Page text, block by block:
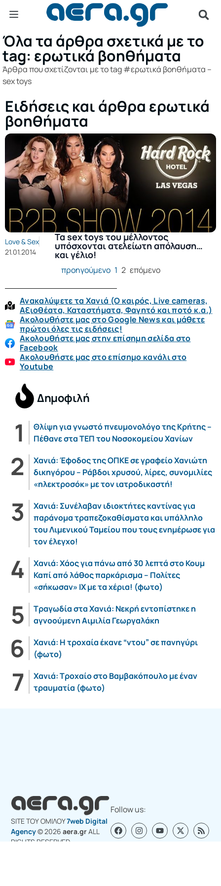
Όλα τα άρθρα σχετικά με το
tag: ερωτικά βοηθήματα
Άρθρα που σχετίζονται με το tag #ερωτικά βοηθήματα –
sex toys
Ειδήσεις και άρθρα ερωτικά
βοηθήματα
Love & Sex
21.01.2014
Τα sex toys του μέλλοντος
υπόσχονται ατελείωτη απόλαυση…
και γέλιο!
προηγούμενο 1 2 επόμενο
Ανακαλύψετε τα Χανιά (O καιρός, Live cameras,
Αξιοθέατα, Καταστήματα, Φαγητό και ποτό κ.α.)
Ακολουθήστε μας στο Google News και μάθετε
πρώτοι όλες τις ειδήσεις!
Ακολουθήστε μας στην επίσημη σελίδα στο
Facebook
Ακολουθήστε μας στο επίσημο κανάλι στο
Youtube
Δημοφιλή
Θλίψη για γνωστό πνευμονολόγο της Κρήτης –
Πέθανε στα ΤΕΠ του Νοσοκομείου Χανίων
Χανιά: Έφοδος της ΟΠΚΕ σε γραφείο Χανιώτη
δικηγόρου – Ράβδοι χρυσού, λίρες, συνομιλίες
«ηλεκτροσόκ» με τον ιατροδικαστή!
Χανιά: Συνέλαβαν ιδιοκτήτες καντίνας για
παράνομα τραπεζοκαθίσματα και υπάλληλο
του Λιμενικού Ταμείου που τους ενημέρωσε για
τον έλεγχο!
Χανιά: Χάος για πάνω από 30 λεπτά στο Κουμ
Καπί από λάθος παρκάρισμα – Πολίτες
«σήκωσαν» ΙΧ με τα χέρια! (φωτο)
Τραγωδία στα Χανιά: Νεκρή εντοπίστηκε η
αγνοούμενη Αιμιλία Γεωργαλάκη
Χανιά: Η τροχαία έκανε “ντου” σε πανηγύρι
(φωτο)
Χανιά: Τροχαίο στο Βαμβακόπουλο με έναν
τραυματία (φωτο)
SITE ΤΟΥ ΟΜΙΛΟY7web Digital
Agency© 2026aera.grALL
RIGHTS RESERVED
Follow us: